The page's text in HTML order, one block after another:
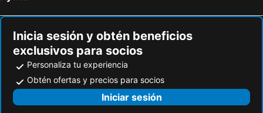
Inicia sesión y obtén beneficios
exclusivos para socios
Personaliza tu experiencia
Obtén ofertas y precios para socios
Iniciar sesión